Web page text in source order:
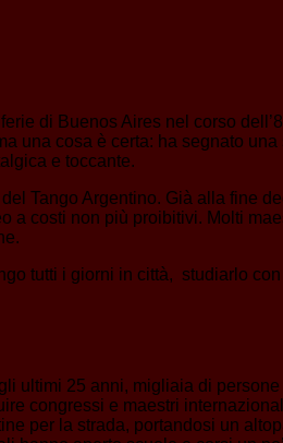
di Buenos Aires nel corso
una cosa è certa: ha segnato
e toccante.
Tango Argentino. Già alla fine
a costi non più proibitivi. Molti
tutti i giorni in città, studiarlo
ultimi 25 anni, migliaia di
congressi e maestri
per la strada, portandosi un